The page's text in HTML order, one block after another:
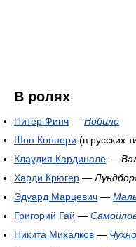
В ролях
Питер Финч — Нобиле
Шон Коннери (в русских
Клаудия Кардинале —
Харди Крюгер —
Эдуард Марцевич —
Григорий Гай —
Никита Михалков —